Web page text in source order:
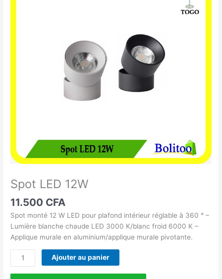
Spot LED 12W
11.500 CFA
Spot monté 12 W LED pour plafond intérieur réglable à 360 ° –
Lumière blanche chaude LED 3000 K/blanc froid 6000 K –
Applique murale en aluminium/applique murale pivotante.
Ajouter au panier